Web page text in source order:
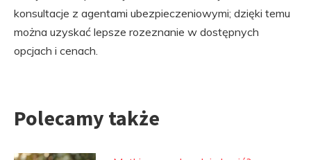
konsultacje z agentami ubezpieczeniowymi; dzięki temu
można uzyskać lepsze rozeznanie w dostępnych
opcjach i cenach.
Polecamy także